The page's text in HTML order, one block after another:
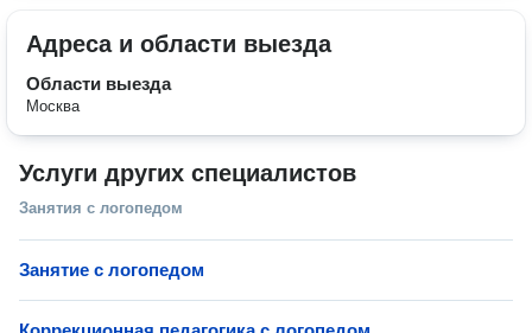
Адреса и области выезда
Области выезда
Москва
Услуги других специалистов
Занятия с логопедом
Занятие с логопедом